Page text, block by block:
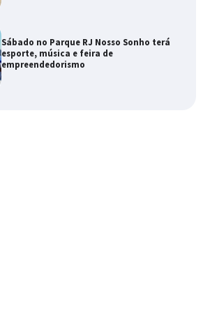
Sábado no Parque RJ Nosso Sonho terá
esporte, música e feira de
empreendedorismo